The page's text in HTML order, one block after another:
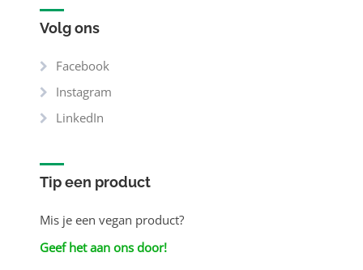
Volg ons
Facebook
Instagram
LinkedIn
Tip een product
Mis je een vegan product?
Geef het aan ons door!